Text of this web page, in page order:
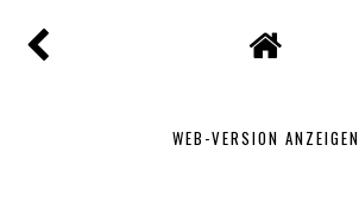
WEB-VERSION ANZEIGEN